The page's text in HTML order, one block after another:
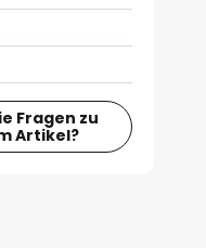
Fragen zu
Artikel?